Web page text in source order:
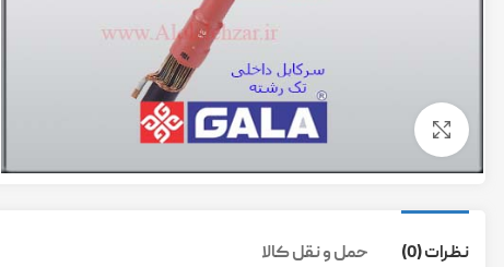
برای بزرگنمایی کلیک کنید
نظرات (0) حمل و نقل کالا